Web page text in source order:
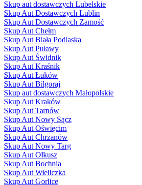
Skup aut dostawczych Lubelskie
Skup Aut Dostawczych Lublin
Skup Aut Dostawczych Zamość
Skup Aut Chełm
Skup Aut Biała Podlaska
Skup Aut Puławy
Skup Aut Świdnik
Skup Aut Kraśnik
Skup Aut Łuków
Skup Aut Biłgoraj
Skup aut dostawczych Małopolskie
Skup Aut Kraków
Skup Aut Tarnów
Skup Aut Nowy Sącz
Skup Aut Oświęcim
Skup Aut Chrzanów
Skup Aut Nowy Targ
Skup Aut Olkusz
Skup Aut Bochnia
Skup Aut Wieliczka
Skup Aut Gorlice